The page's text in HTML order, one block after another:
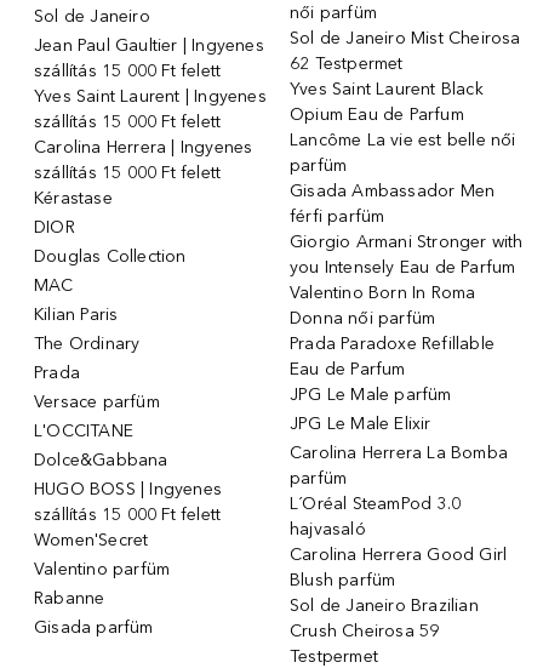
Sol de Janeiro
Jean Paul Gaultier | Ingyenes
szállítás 15 000 Ft felett
Yves Saint Laurent | Ingyenes
szállítás 15 000 Ft felett
Carolina Herrera | Ingyenes
szállítás 15 000 Ft felett
Kérastase
DIOR
Douglas Collection
MAC
Kilian Paris
The Ordinary
Prada
Versace parfüm
L'OCCITANE
Dolce&Gabbana
HUGO BOSS | Ingyenes
szállítás 15 000 Ft felett
Women'Secret
Valentino parfüm
Rabanne
Gisada parfüm
női parfüm
Sol de Janeiro Mist Cheirosa
62 Testpermet
Yves Saint Laurent Black
Opium Eau de Parfum
Lancôme La vie est belle női
parfüm
Gisada Ambassador Men
férfi parfüm
Giorgio Armani Stronger with
you Intensely Eau de Parfum
Valentino Born In Roma
Donna női parfüm
Prada Paradoxe Refillable
Eau de Parfum
JPG Le Male parfüm
JPG Le Male Elixir
Carolina Herrera La Bomba
parfüm
L´Oréal SteamPod 3.0
hajvasaló
Carolina Herrera Good Girl
Blush parfüm
Sol de Janeiro Brazilian
Crush Cheirosa 59
Testpermet